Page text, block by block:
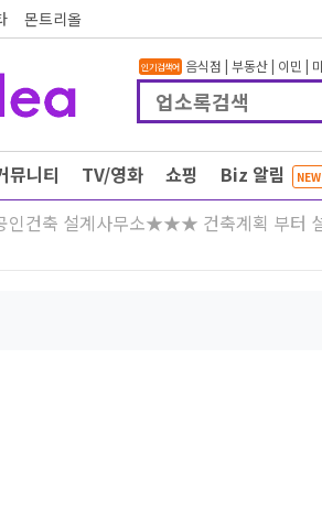
몬트리올
인기검색어 음식점 | 부동산| 이민 |
뮤니티 TV/영화 쇼핑 Biz 알림 NEW
건축 설계사무소★★★ 건축계획 부터